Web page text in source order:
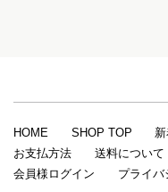
HOME SHOP TOP
お支払方法
送料について
会員様ログイン
プライバ